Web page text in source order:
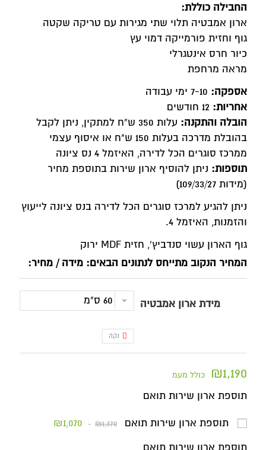
החבילה כוללת:
ארון אמבטיה תלוי שתי מגירות עם טריקה שקטה
גוף וחזית פורמייקה דמוי עץ
כיור חרס אינטגרלי
מראה מרחפת
אספקה:
אחריות:
הובלה והתקנה:
עלות 350 ש”ח למתקין, ניתן לקבל
בהובלת מדרכה בעלות 150 ש"ח או איסוף עצמי
ממרכז סוגרים הכל לדירה, האיזמל 4 נס ציונה
תוספות: ניתן להוסיף ארון שירות בתוספת מחיר
(מידות 109/33/27)
ניתן להגיע למרכז סוגרים הכל לדירה בנס ציונה לייעוץ
והזמנות, האיזמל 4.
גוף הארון עשוי סנדביץ', חזית MDF ירוק
המחיר הנקוב מתייחס לנתונים הבאים: מידה / מחיר:
מידת ארון אמבטיה 60 ס"מ
נקה
₪1,190 כולל מעמ
תוספת ארון שירות תואם
תוספת ארון שירות תואם ₪1,370
₪1,070
תוספת ארון שירות תואם